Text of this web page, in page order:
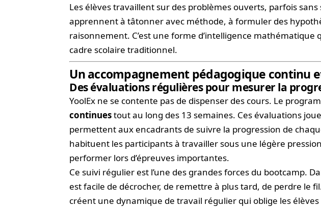
Les élèves travaillent sur des problèmes ouverts, parfois
apprennent à tâtonner avec méthode, à formuler des
raisonnement. C’est une forme d’intelligence mathématique
cadre scolaire traditionnel.
Un accompagnement pédagogique continu
Des évaluations régulières pour mesurer la
YoolEx ne se contente pas de dispenser des cours. Le
continuestout au long des 13 semaines. Ces évaluations
permettent aux encadrants de suivre la progression de
habituent les participants à travailler sous une légère
performer lors d’épreuves importantes.
Ce suivi régulier est l’une des grandes forces du bootcamp.
est facile de décrocher, de remettre à plus tard, de perdre le
créent une dynamique de travail régulier qui oblige les